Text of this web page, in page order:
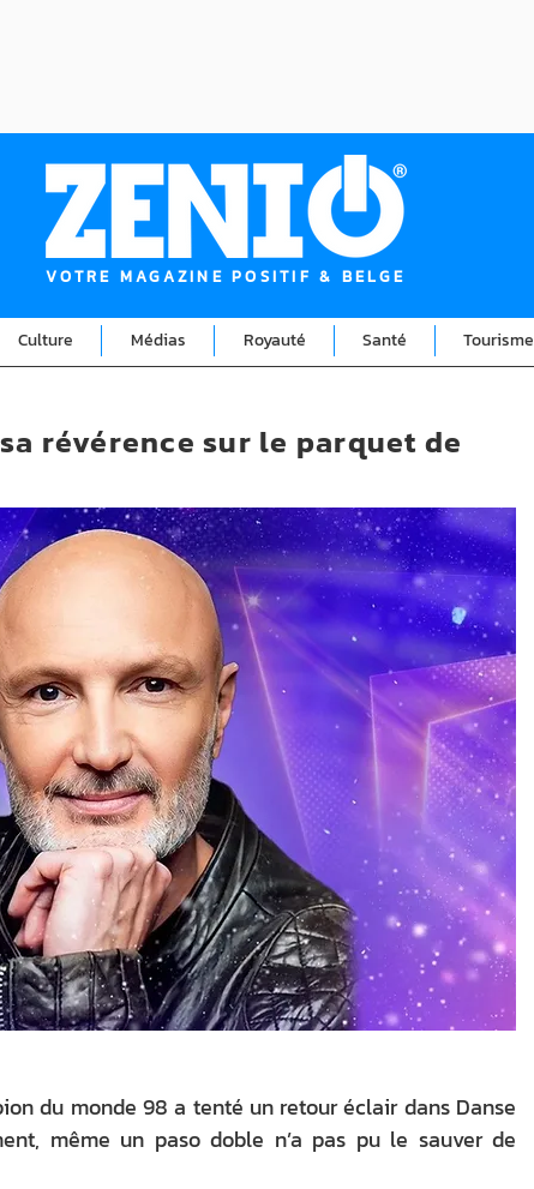
VOTRE MAGAZINE POSITIF & BELGE
Culture Médias Royauté Santé Tourisme
du monde 98 a tenté un retour éclair dans Danse
même un paso doble n’a pas pu le sauver de
révérence sur le parquet de